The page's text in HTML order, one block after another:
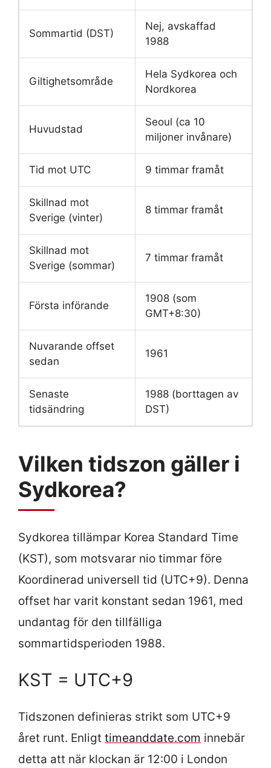
Sommartid (DST)
Nej, avskaffad
1988
Giltighetsområde
Hela Sydkorea och
Nordkorea
Huvudstad
Seoul (ca 10
miljoner invånare)
Tid mot UTC 9 timmar framåt
Skillnad mot
Sverige (vinter)
8 timmar framåt
Skillnad mot
Sverige (sommar)
7 timmar framåt
Första införande
1908 (som
GMT+8:30)
Nuvarande offset
sedan
1961
Senaste
tidsändring
1988 (borttagen av
DST)
Vilken tidszon gäller i
Sydkorea?
Sydkorea tillämpar Korea Standard Time
(KST), som motsvarar nio timmar före
Koordinerad universell tid (UTC+9). Denna
offset har varit konstant sedan 1961, med
undantag för den tillfälliga
sommartidsperioden 1988.
KST = UTC+9
Tidszonen definieras strikt som UTC+9
året runt. Enligt timeanddate.com innebär
detta att när klockan är 12:00 i London